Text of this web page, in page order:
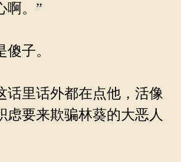
啊。”
子。
里话外都在点他，活像
虑要来欺骗林葵的大恶人